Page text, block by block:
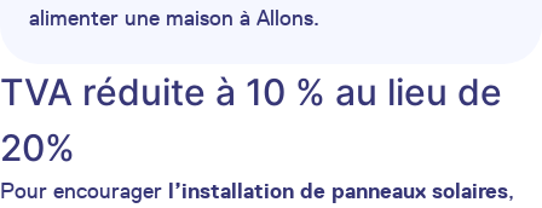
alimenter une maison à Allons.
TVA réduite à 10 % au lieu de
20%
Pour encourager l’installation de panneaux solaires,